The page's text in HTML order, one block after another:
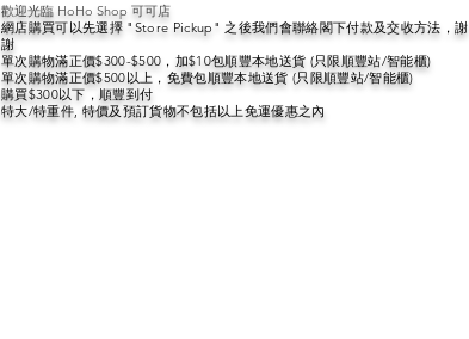
歡迎光臨 HoHo Shop 可可店
網店購買可以先選擇 "Store Pickup" 之後我們會聯絡閣下付款及交收方法，謝
謝
單次購物滿正價$300-$500，加$10包順豐本地送貨 (只限順豐站/智能櫃)
單次購物滿正價$500以上，免費包順豐本地送貨 (只限順豐站/智能櫃)
購買$300以下，順豐到付
特大/特重件, 特價及預訂貨物不包括以上免運優惠之內